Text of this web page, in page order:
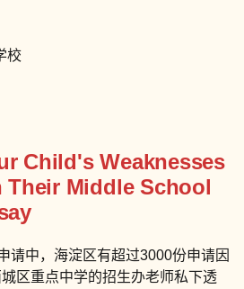
校
Child's Weaknesses
Their Middle School
请中，海淀区有超过3000份申请因
区重点中学的招生办老师私下透